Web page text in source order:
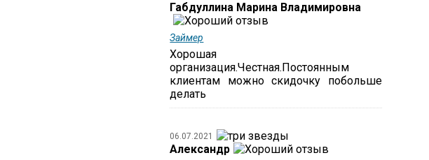
Габдуллина Марина Владимировна
Займер
Хорошая
организация.Честная.Постоянным
клиентам можно скидочку побольше
делать
06.07.2021
Александр